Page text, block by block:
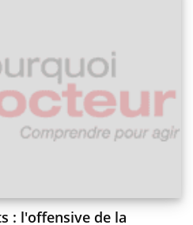
: l'offensive de la